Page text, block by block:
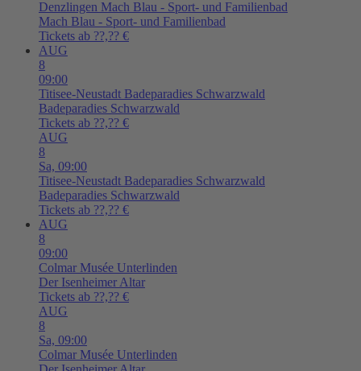
Denzlingen Mach Blau - Sport- und Familienbad
Mach Blau - Sport- und Familienbad
Tickets ab ??,?? €
AUG
8
09:00
Titisee-Neustadt Badeparadies Schwarzwald
Badeparadies Schwarzwald
Tickets ab ??,?? €
AUG
8
Sa, 09:00
Titisee-Neustadt Badeparadies Schwarzwald
Badeparadies Schwarzwald
Tickets ab ??,?? €
AUG
8
09:00
Colmar Musée Unterlinden
Der Isenheimer Altar
Tickets ab ??,?? €
AUG
8
Sa, 09:00
Colmar Musée Unterlinden